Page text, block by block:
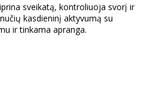
sveikatą, kontroliuoja svorį ir
kasdieninį aktyvumą su
ir tinkama apranga.